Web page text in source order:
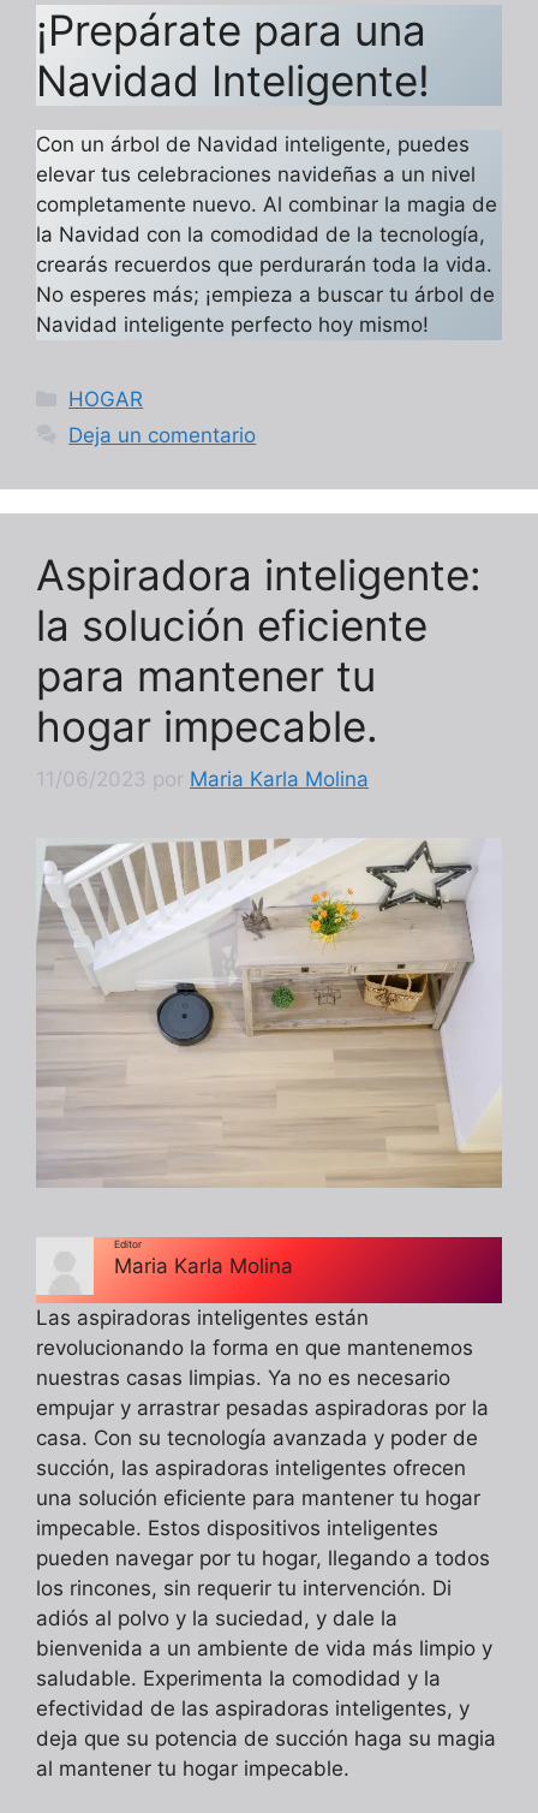
¡Prepárate para una
Navidad Inteligente!
Con un árbol de Navidad inteligente, puedes
elevar tus celebraciones navideñas a un nivel
completamente nuevo. Al combinar la magia de
la Navidad con la comodidad de la tecnología,
crearás recuerdos que perdurarán toda la vida.
No esperes más; ¡empieza a buscar tu árbol de
Navidad inteligente perfecto hoy mismo!
Categorías
HOGAR
Deja un comentario
Aspiradora inteligente:
la solución eficiente
para mantener tu
hogar impecable.
11/06/2023 por Maria Karla Molina
Editor
Maria Karla Molina
Las aspiradoras inteligentes están
revolucionando la forma en que mantenemos
nuestras casas limpias. Ya no es necesario
empujar y arrastrar pesadas aspiradoras por la
casa. Con su tecnología avanzada y poder de
succión, las aspiradoras inteligentes ofrecen
una solución eficiente para mantener tu hogar
impecable. Estos dispositivos inteligentes
pueden navegar por tu hogar, llegando a todos
los rincones, sin requerir tu intervención. Di
adiós al polvo y la suciedad, y dale la
bienvenida a un ambiente de vida más limpio y
saludable. Experimenta la comodidad y la
efectividad de las aspiradoras inteligentes, y
deja que su potencia de succión haga su magia
al mantener tu hogar impecable.